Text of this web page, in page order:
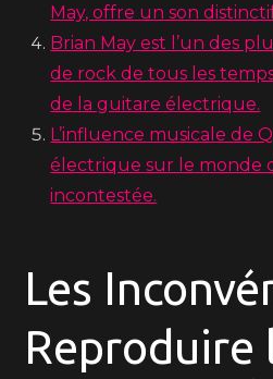
May, offre un son
Brian May est l’un des
de rock de tous les
de la guitare électrique.
L’influence musicale de
électrique sur le monde
incontestée.
Les
Reproduire